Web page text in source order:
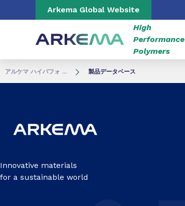
Go to content Go to navigation
Arkema Global Website
High
Performance
Polymers
アルケマ ハイパフォ ... 製品データベース
Innovative materials
for a sustainable world